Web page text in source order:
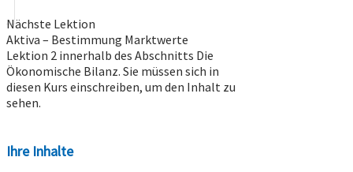
Nächste Lektion
Aktiva – Bestimmung Marktwerte
Lektion 2 innerhalb des Abschnitts Die
Ökonomische Bilanz. Sie müssen sich in
diesen Kurs einschreiben, um den Inhalt zu
sehen.
Ihre Inhalte